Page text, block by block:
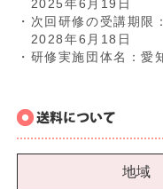
2025年6月19日
・次回研修の受講期限：
2028年6月18日
・研修実施団体名：愛
地域